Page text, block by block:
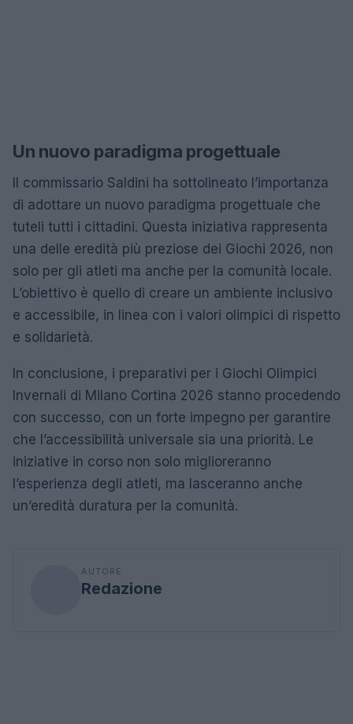
Un nuovo paradigma progettuale
Il commissario Saldini ha sottolineato l’importanza
di adottare un nuovo paradigma progettuale che
tuteli tutti i cittadini. Questa iniziativa rappresenta
una delle eredità più preziose dei Giochi 2026, non
solo per gli atleti ma anche per la comunità locale.
L’obiettivo è quello di creare un ambiente inclusivo
e accessibile, in linea con i valori olimpici di rispetto
e solidarietà.
In conclusione, i preparativi per i Giochi Olimpici
Invernali di Milano Cortina 2026 stanno procedendo
con successo, con un forte impegno per garantire
che l’accessibilità universale sia una priorità. Le
iniziative in corso non solo miglioreranno
l’esperienza degli atleti, ma lasceranno anche
un’eredità duratura per la comunità.
AUTORE
Redazione